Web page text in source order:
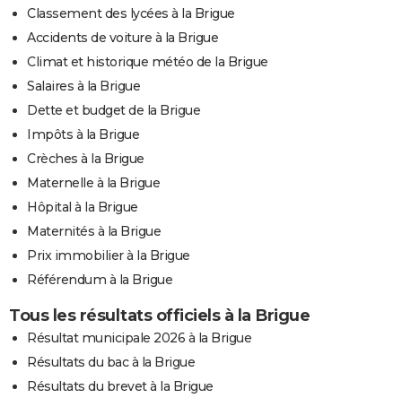
Classement des lycées à la Brigue
Accidents de voiture à la Brigue
Climat et historique météo de la Brigue
Salaires à la Brigue
Dette et budget de la Brigue
Impôts à la Brigue
Crèches à la Brigue
Maternelle à la Brigue
Hôpital à la Brigue
Maternités à la Brigue
Prix immobilier à la Brigue
Référendum à la Brigue
Tous les résultats officiels à la Brigue
Résultat municipale 2026 à la Brigue
Résultats du bac à la Brigue
Résultats du brevet à la Brigue